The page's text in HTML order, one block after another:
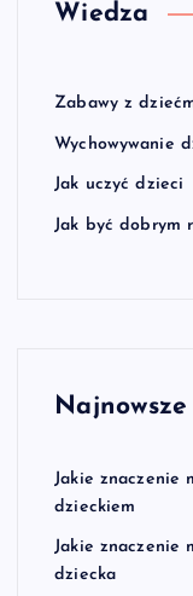
Wiedza
Zabawy z
Wychowywanie
Jak uczyć dzieci
Jak być dobrym
Jakie znaczenie
dzieckiem
Jakie znaczenie
dziecka